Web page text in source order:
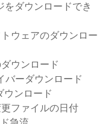
をダウンロードでき
ウェアのダウンロー
ウンロード
バーダウンロード
ウンロード
ファイルの日付